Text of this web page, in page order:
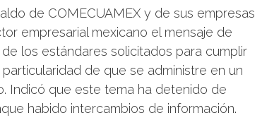
de COMECUAMEX y de sus empresas
empresarial mexicano el mensaje de
los estándares solicitados para cumplir
de que se administre en un
Indicó que este tema ha detenido de
habido intercambios de información.